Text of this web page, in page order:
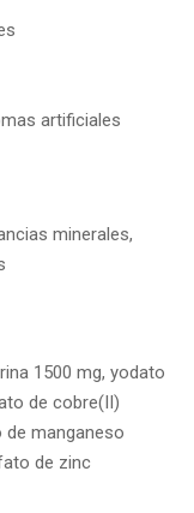
artificiales
minerales,
1500 mg, yodato
de cobre(II)
de manganeso
de zinc